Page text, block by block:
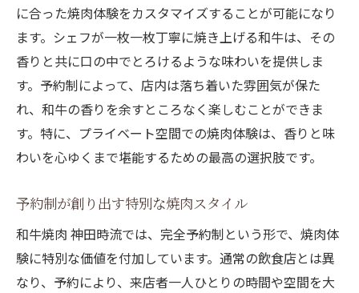
に合った焼肉体験をカスタマイズすることが可能になり
ます。シェフが一枚一枚丁寧に焼き上げる和牛は、その
香りと共に口の中でとろけるような味わいを提供しま
す。予約制によって、店内は落ち着いた雰囲気が保た
れ、和牛の香りを余すところなく楽しむことができま
す。特に、プライベート空間での焼肉体験は、香りと味
わいを心ゆくまで堪能するための最高の選択肢です。
予約制が創り出す特別な焼肉スタイル
和牛焼肉 神田時流では、完全予約制という形で、焼肉体
験に特別な価値を付加しています。通常の飲食店とは異
なり、予約により、来店者一人ひとりの時間や空間を大